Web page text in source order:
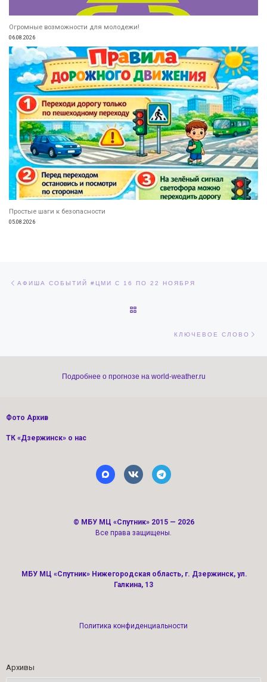
Огромные возможности для молодежи!
06.08.2026
Простые шаги к безопасности
05.08.2026
АФИША СОБЫТИЙ #ЦМИ С 16 ПО 22 НОЯБРЯ
КЛЮЧЕВОЕ СЛОВО
Подробнее о прогнозе на world-weather.ru
Фото Архив
ТК «Дзержинск» о нас
© МБУ МЦ «Спутник» 2015 — 2026
Все права защищены.
МБУ МЦ «Спутник» Нижегородская область, г. Дзержинск, ул.
Галкина, 13
Политика конфиденциальности
Архивы